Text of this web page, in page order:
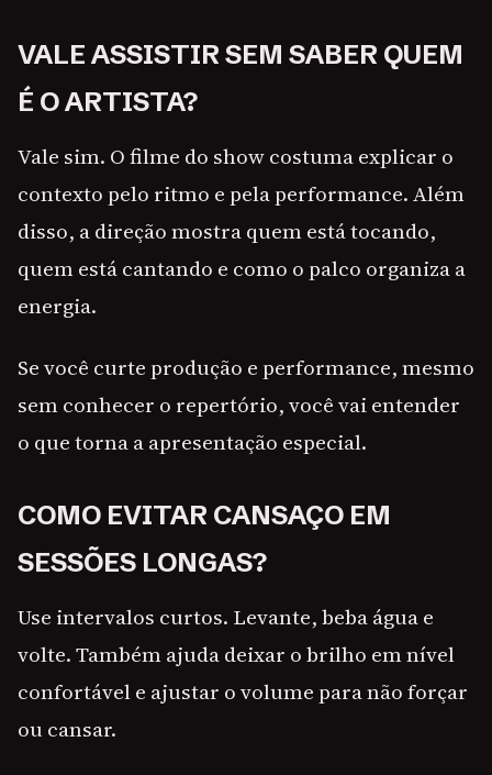
VALE ASSISTIR SEM SABER QUEM
É O ARTISTA?
Vale sim. O filme do show costuma explicar o
contexto pelo ritmo e pela performance. Além
disso, a direção mostra quem está tocando,
quem está cantando e como o palco organiza a
energia.
Se você curte produção e performance, mesmo
sem conhecer o repertório, você vai entender
o que torna a apresentação especial.
COMO EVITAR CANSAÇO EM
SESSÕES LONGAS?
Use intervalos curtos. Levante, beba água e
volte. Também ajuda deixar o brilho em nível
confortável e ajustar o volume para não forçar
ou cansar.